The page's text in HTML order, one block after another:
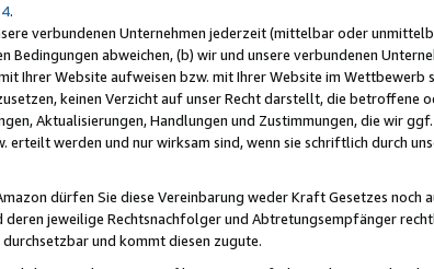
.
verbundenen Unternehmen jederzeit (mittelbar oder
Bedingungen abweichen, (b) wir und unsere verbundenen
Ihrer Website aufweisen bzw. mit Ihrer Website im Wettbewerb
keinen Verzicht auf unser Recht darstellt, die betroffene
Aktualisierungen, Handlungen und Zustimmungen, die wir
erteilt werden und nur wirksam sind, wenn sie schriftlich durch
dürfen Sie diese Vereinbarung weder Kraft Gesetzes noch
jeweilige Rechtsnachfolger und Abtretungsempfänger
und kommt diesen zugute.